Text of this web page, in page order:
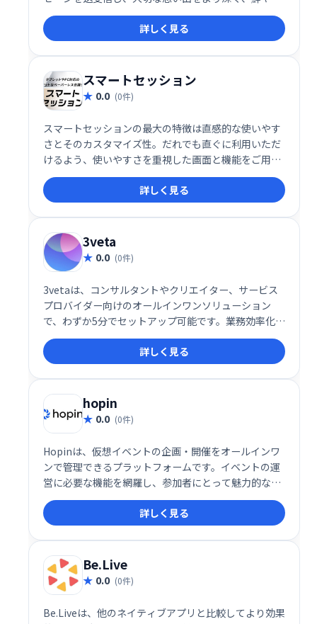
に共有できます。 思い出を繋ぎ、大切な人とより緊密
な関係を築きましょう。詳しく見る
スマートセッション
0.0 (0件)
スマートセッションの最大の特徴は直感的な使いやす
さとそのカスタマイズ性。だれでも直ぐに利用いただ
けるよう、使いやすさを重視した画面と機能をご用意
しています。 また、会議のスタイルに合わせたカスタ
マイズも対応可能。お客様のご要望に合わせて、様々
な機能を実装することも可能です。
詳しく見る
3veta
0.0 (0件)
3vetaは、コンサルタントやクリエイター、サービス
プロバイダー向けのオールインワンソリューション
で、わずか5分でセットアップ可能です。業務効率化を
支援し、スムーズな業務遂行を実現するための便利な
ツールとして推奨されています。
詳しく見る
hopin
0.0 (0件)
Hopinは、仮想イベントの企画・開催をオールインワ
ンで管理できるプラットフォームです。イベントの運
営に必要な機能を網羅し、参加者にとって魅力的な体
験を提供します。スムーズなイベント実施と参加者エ
ンゲージメントの向上を実現し、オンラインイベント
を成功に導きます。
詳しく見る
Be.Live
0.0 (0件)
Be.Liveは、他のネイティブアプリと比較してより効果